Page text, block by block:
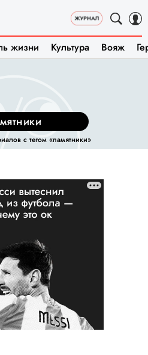
жизни Культура Вояж
с тегом «памятники»